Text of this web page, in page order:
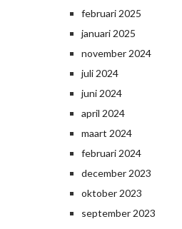
februari 2025
januari 2025
november 2024
juli 2024
juni 2024
april 2024
maart 2024
februari 2024
december 2023
oktober 2023
september 2023